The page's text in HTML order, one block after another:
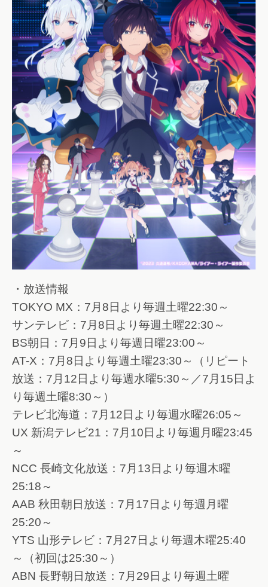
・放送情報
TOKYO MX：7月8日より毎週土曜22:30～
サンテレビ：7月8日より毎週土曜22:30～
BS朝日：7月9日より毎週日曜23:00～
AT-X：7月8日より毎週土曜23:30～（リピート
放送：7月12日より毎週水曜5:30～／7月15日よ
り毎週土曜8:30～）
テレビ北海道：7月12日より毎週水曜26:05～
UX 新潟テレビ21：7月10日より毎週月曜23:45
～
NCC 長崎文化放送：7月13日より毎週木曜
25:18～
AAB 秋田朝日放送：7月17日より毎週月曜
25:20～
YTS 山形テレビ：7月27日より毎週木曜25:40
～（初回は25:30～）
ABN 長野朝日放送：7月29日より毎週土曜